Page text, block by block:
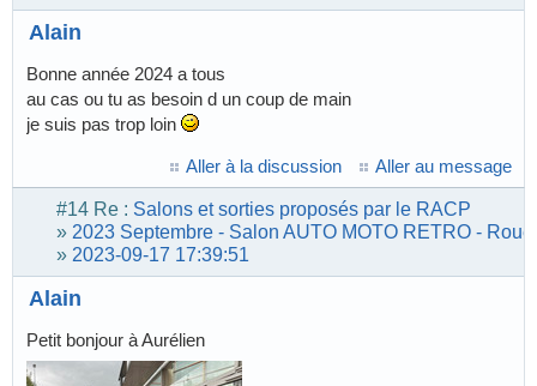
Alain
Bonne année 2024 a tous
au cas ou tu as besoin d un coup de main
je suis pas trop loin
Aller à la discussion Aller au message
#14 Re : Salons et sorties proposés par le RACP
» 2023 Septembre - Salon AUTO MOTO RETRO -
» 2023-09-17 17:39:51
Alain
Petit bonjour à Aurélien